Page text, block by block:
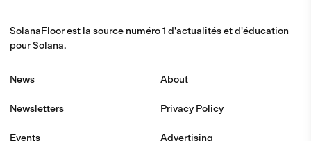
SolanaFloor est la source numéro 1 d'actualités et d'éducation
pour Solana.
News
Newsletters
Events
About
Privacy Policy
Advertising